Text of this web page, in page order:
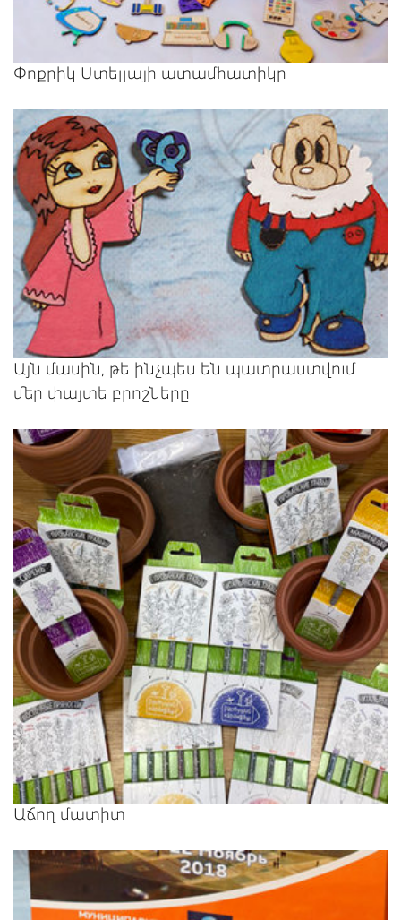
Փոքրիկ Ստելլայի ատամհատիկը
Այն մասին, թե ինչպես են պատրաստվում
մեր փայտե բրոշները
Աճող մատիտ